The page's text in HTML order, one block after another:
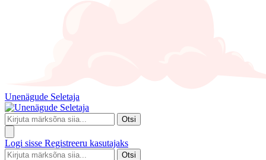
Unenägude Seletaja
Otsi
Logi sisse Registreeru kasutajaks
Otsi